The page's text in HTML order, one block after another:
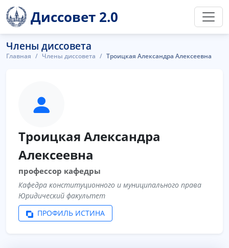
Диссовет 2.0
Члены диссовета
Главная Члены диссовета Троицкая Александра Алексеевна
Троицкая Александра
Алексеевна
профессор кафедры
Кафедра конституционного и муниципального права
Юридический факультет
ПРОФИЛЬ ИСТИНА